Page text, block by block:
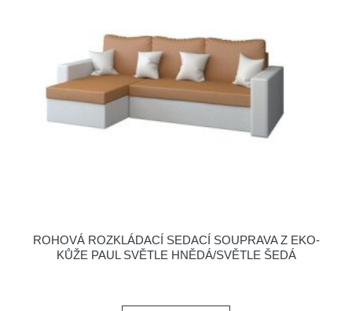
ROHOVÁ ROZKLÁDACÍ SEDACÍ SOUPRAVA Z EKO-
KŮŽE PAUL SVĚTLE HNĚDÁ/SVĚTLE ŠEDÁ